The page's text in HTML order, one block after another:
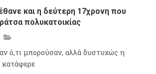
και η δεύτερη 17χρονη που
πολυκατοικίας
ό,τι μπορούσαν, αλλά δυστυχώς η
κατάφερε